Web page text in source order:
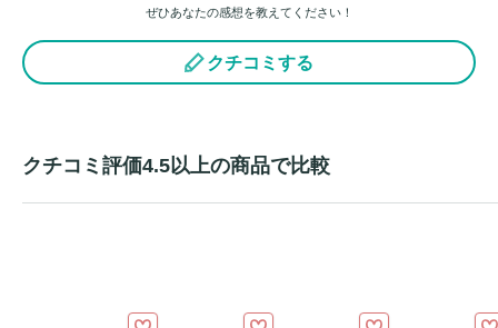
ぜひあなたの感想を教えてください！
クチコミする
クチコミ評価4.5以上の商品で比較